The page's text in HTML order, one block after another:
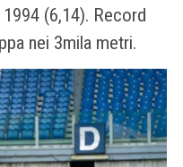
(6,14). Record
nei 3mila metri.